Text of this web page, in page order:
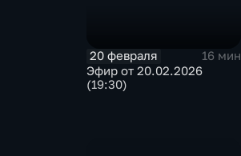
20 февраля
16 мин
Эфир от 20.02.2026
(19:30)